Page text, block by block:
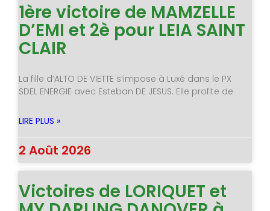
1ère victoire de MAMZELLE
D’EMI et 2è pour LEIA SAINT
CLAIR
La fille d’ALTO DE VIETTE s’impose à Luxé dans le PX
SDEL ENERGIE avec Esteban DE JESUS. Elle profite de
LIRE PLUS »
2 Août 2026
Victoires de LORIQUET et